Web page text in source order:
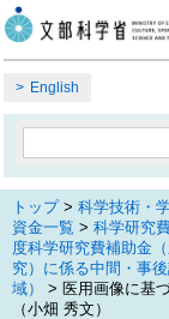
English
トップ> 科学技術・
資金一覧 > 科学研究
度科学研究費補助金
究）に係る中間・事
域）
> 医用画像に基
（小畑 秀文）